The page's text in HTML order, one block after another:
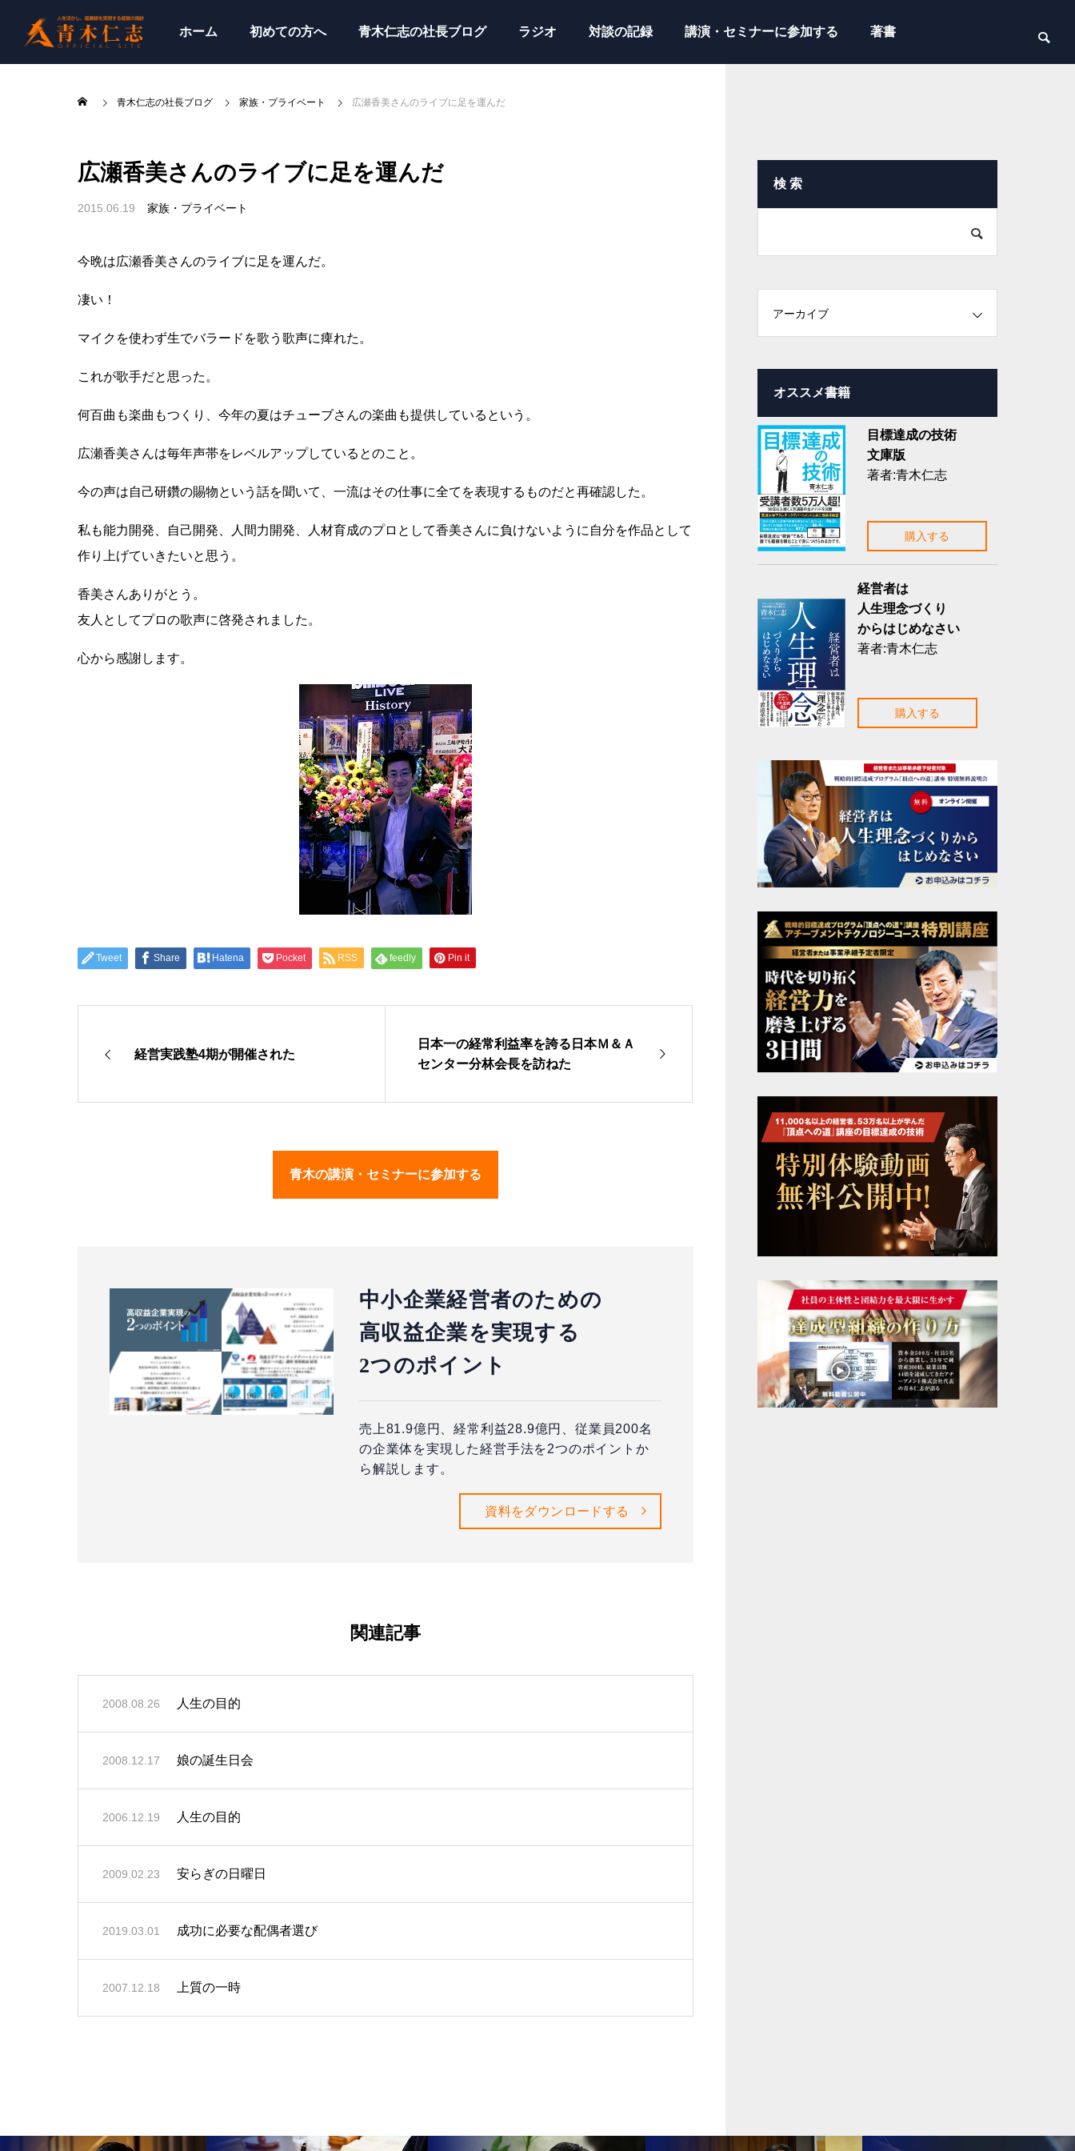
ホーム 初めての方へ 青木仁志の社長ブログ ラジオ 対談の記録 講演・セミナーに参加する 著書
青木仁志の社長ブログ 家族・プライベート 広瀬香美さんのライブに足を運んだ
広瀬香美さんのライブに足を運んだ
2015.06.19 家族・プライベート
今晩は広瀬香美さんのライブに足を運んだ。
凄い！
マイクを使わず生でバラードを歌う歌声に痺れた。
これが歌手だと思った。
何百曲も楽曲もつくり、今年の夏はチューブさんの楽曲も提供しているという。
広瀬香美さんは毎年声帯をレベルアップしているとのこと。
今の声は自己研鑽の賜物という話を聞いて、一流はその仕事に全てを表現するものだと再確認した。
私も能力開発、自己開発、人間力開発、人材育成のプロとして香美さんに負けないように自分を作品として
作り上げていきたいと思う。
香美さんありがとう。
友人としてプロの歌声に啓発されました。
心から感謝します。
Tweet Share Hatena Pocket RSS feedly Pin it
経営実践塾4期が開催された
日本一の経常利益率を誇る日本Ｍ＆Ａ
センター分林会長を訪ねた
青木の講演・セミナーに参加する
中小企業経営者のための
高収益企業を実現する
2つのポイント
売上81.9億円、経常利益28.9億円、従業員200名
の企業体を実現した経営手法を2つのポイントか
ら解説します。
資料をダウンロードする
関連記事
2008.08.26 人生の目的
2008.12.17 娘の誕生日会
2006.12.19 人生の目的
2009.02.23 安らぎの日曜日
2019.03.01 成功に必要な配偶者選び
2007.12.18 上質の一時
検 索
アーカイブ
オススメ書籍
目標達成の技術
文庫版
著者:青木仁志
購入する
経営者は
人生理念づくり
からはじめなさい
著者:青木仁志
購入する